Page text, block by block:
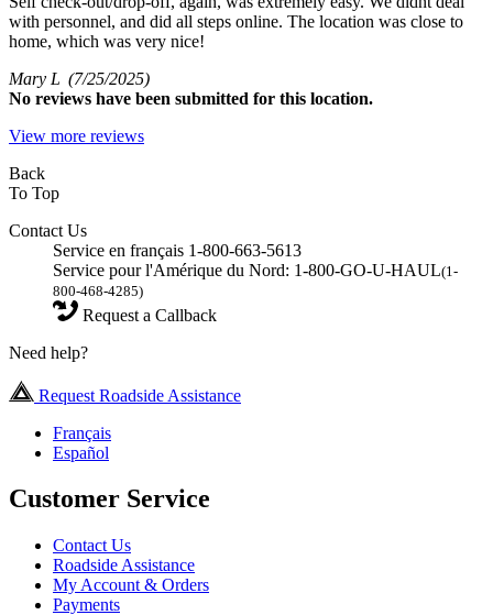
with personnel, and did all steps online. The location was close to
home, which was very nice!
Mary L (7/25/2025)
No reviews have been submitted for this location.
View more reviews
Back
To Top
Contact Us
Service en français 1-800-663-5613
Service pour l'Amérique du Nord: 1-800-GO-U-HAUL(1-
800-468-4285)
Request a Callback
Need help?
Request Roadside Assistance
Français
Español
Customer Service
Contact Us
Roadside Assistance
My Account & Orders
Payments